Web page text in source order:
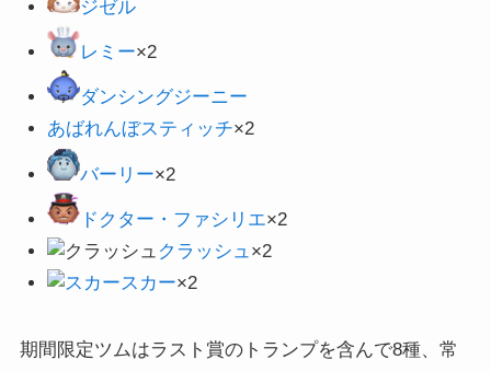
ジゼル
レミー×2
ダンシングジーニー
あばれんぼスティッチ×2
バーリー×2
ドクター・ファシリエ×2
クラッシュ×2
スカー×2
期間限定ツムはラスト賞のトランプを含んで8種、常